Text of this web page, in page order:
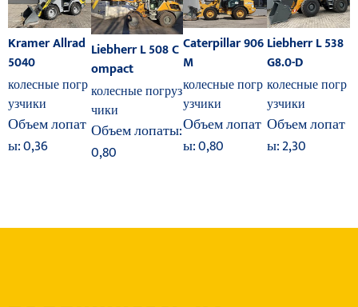
Kramer Allrad
5040
колесные погр
узчики
Объем лопат
ы: 0,36
Liebherr L 508 C
ompact
колесные погруз
чики
Объем лопаты:
0,80
Caterpillar 906
M
колесные погр
узчики
Объем лопат
ы: 0,80
Liebherr L 538
G8.0-D
колесные погр
узчики
Объем лопат
ы: 2,30